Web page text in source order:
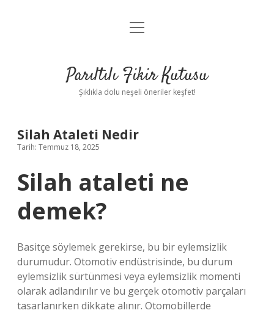
Anasayfa
Yasal Uyarı
menüyü
Parıltılı Fikir Kutusu
Şıklıkla dolu neşeli öneriler keşfet!
Silah Ataleti Nedir
Tarih: Temmuz 18, 2025
Silah ataleti ne
demek?
Basitçe söylemek gerekirse, bu bir eylemsizlik
durumudur. Otomotiv endüstrisinde, bu durum
eylemsizlik sürtünmesi veya eylemsizlik momenti
olarak adlandırılır ve bu gerçek otomotiv parçaları
tasarlanırken dikkate alınır. Otomobillerde